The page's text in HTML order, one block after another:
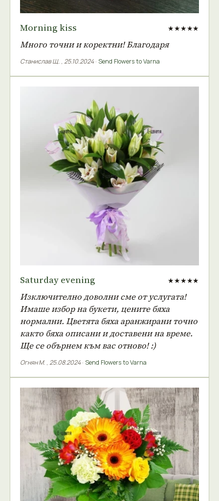
Morning kiss ★★★★★
Много точни и коректни! Благодаря
Станислав Щ. , 25.10.2024· Send Flowers to Varna
Saturday evening ★★★★★
Изключително доволни сме от услугата!
Имаше избор на букети, цените бяха
нормални. Цветята бяха аранжирани точно
както бяха описани и доставени на време.
Ще се обърнем към вас отново! :)
Огнян М. , 25.08.2024· Send Flowers to Varna